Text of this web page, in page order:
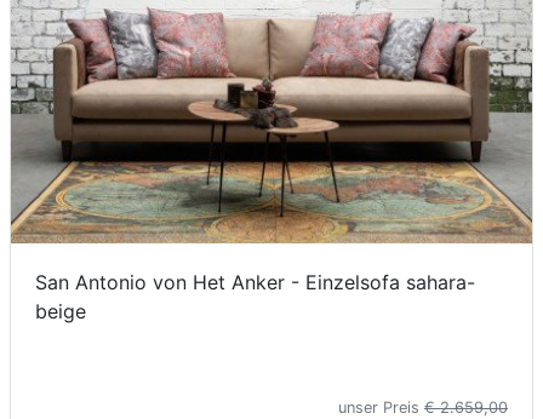
San Antonio von Het Anker - Einzelsofa sahara-
beige
unser Preis € 2.659,00
Markenwelt
Letz-
Deals